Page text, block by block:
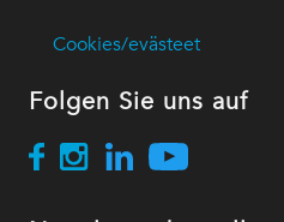
Cookies/evästeet
Folgen Sie uns auf